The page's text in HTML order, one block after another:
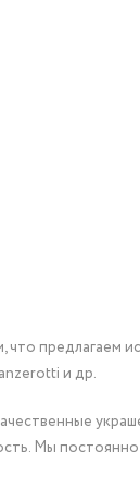
предлагаем
и др.
Мы